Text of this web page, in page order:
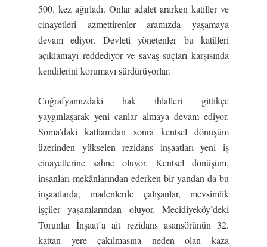
500. kez ağırladı. Onlar adalet ararken katiller ve
cinayetleri azmettirenler aramızda yaşamaya
devam ediyor. Devleti yönetenler bu katilleri
açıklamayı reddediyor ve savaş suçları karşısında
kendilerini korumayı sürdürüyorlar.
Coğrafyamızdaki hak ihlalleri gittikçe
yaygınlaşarak yeni canlar almaya devam ediyor.
Soma’daki katliamdan sonra kentsel dönüşüm
üzerinden yükselen rezidans inşaatları yeni iş
cinayetlerine sahne oluyor. Kentsel dönüşüm,
insanları mekânlarından ederken bir yandan da bu
inşaatlarda, madenlerde çalışanlar, mevsimlik
işçiler yaşamlarından oluyor. Mecidiyeköy’deki
Torunlar İnşaat’a ait rezidans asansörünün 32.
kattan yere çakılmasına neden olan kaza